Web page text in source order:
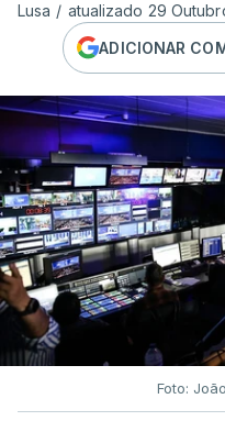
Lusa / atualizado 29
ADICIONAR
Foto: